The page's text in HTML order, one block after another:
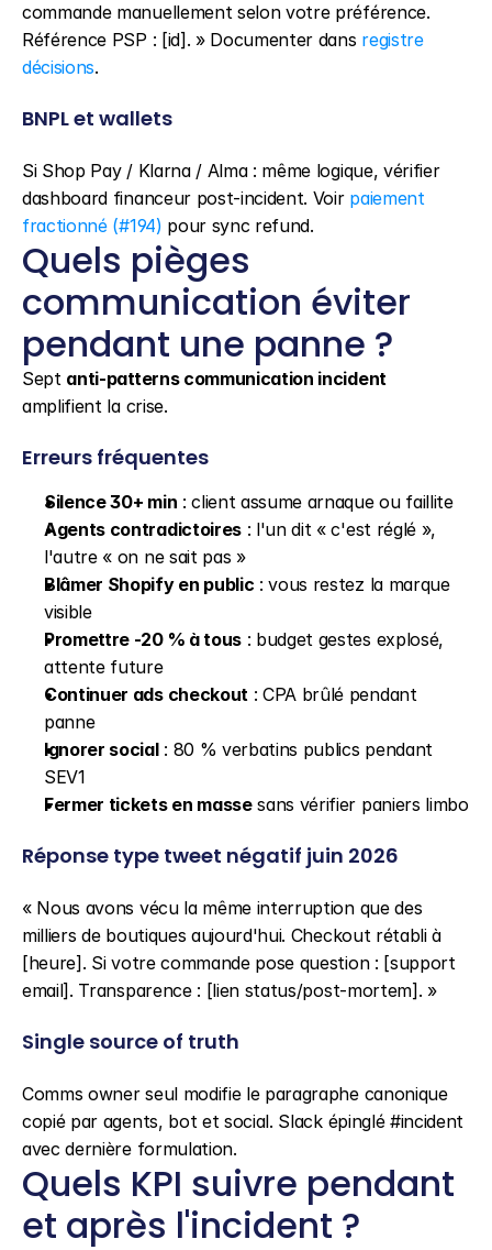
commande manuellement selon votre préférence.
Référence PSP : [id]. » Documenter dans registre
décisions.
BNPL et wallets
Si Shop Pay / Klarna / Alma : même logique, vérifier
dashboard financeur post-incident. Voir paiement
fractionné (#194) pour sync refund.
Quels pièges
communication éviter
pendant une panne ?
Sept anti-patterns communication incident
amplifient la crise.
Erreurs fréquentes
Silence 30+ min : client assume arnaque ou faillite
Agents contradictoires : l'un dit « c'est réglé »,
l'autre « on ne sait pas »
Blâmer Shopify en public : vous restez la marque
visible
Promettre -20 % à tous : budget gestes explosé,
attente future
Continuer ads checkout : CPA brûlé pendant
panne
Ignorer social : 80 % verbatins publics pendant
SEV1
Fermer tickets en masse sans vérifier paniers limbo
Réponse type tweet négatif juin 2026
« Nous avons vécu la même interruption que des
milliers de boutiques aujourd'hui. Checkout rétabli à
[heure]. Si votre commande pose question : [support
email]. Transparence : [lien status/post-mortem]. »
Single source of truth
Comms owner seul modifie le paragraphe canonique
copié par agents, bot et social. Slack épinglé #incident
avec dernière formulation.
Quels KPI suivre pendant
et après l'incident ?